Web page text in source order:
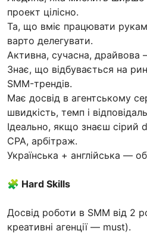
проект цілісно.
Та, що вміє працювати
варто делегувати.
Активна, сучасна, драйвова
Знає, що відбувається на
SMM-трендів.
Має досвід в агентському
швидкість, темп і
Ідеально, якщо знаєш сірий
CPA, арбітраж.
Українська + англійська —
🧩 Hard Skills
Досвід роботи в SMM від 2
креативні агенції — must).